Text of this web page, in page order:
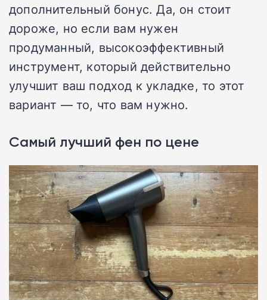
дополнительный бонус. Да, он стоит
дороже, но если вам нужен
продуманный, высокоэффективный
инструмент, который действительно
улучшит ваш подход к укладке, то этот
вариант — то, что вам нужно.
Самый лучший фен по цене